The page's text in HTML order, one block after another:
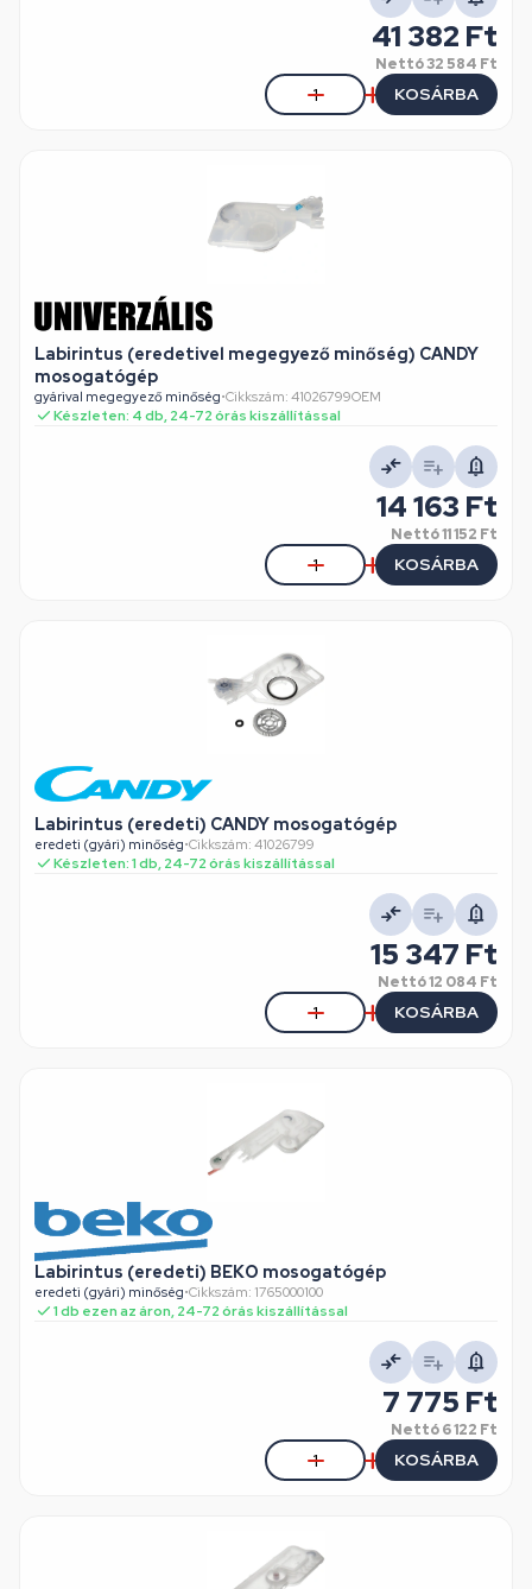
41 382 Ft
Nettó32 584 Ft
KOSÁRBA
Labirintus (eredetivel megegyező minőség) CANDY
mosogatógép
gyárival megegyező minőség•Cikkszám: 41026799OEM
Készleten: 4 db, 24-72 órás kiszállítással
14 163 Ft
Nettó11 152 Ft
KOSÁRBA
Labirintus (eredeti) CANDY mosogatógép
eredeti (gyári) minőség•Cikkszám: 41026799
Készleten: 1 db, 24-72 órás kiszállítással
15 347 Ft
Nettó12 084 Ft
KOSÁRBA
Labirintus (eredeti) BEKO mosogatógép
eredeti (gyári) minőség•Cikkszám: 1765000100
1 db ezen az áron, 24-72 órás kiszállítással
7 775 Ft
Nettó6 122 Ft
KOSÁRBA